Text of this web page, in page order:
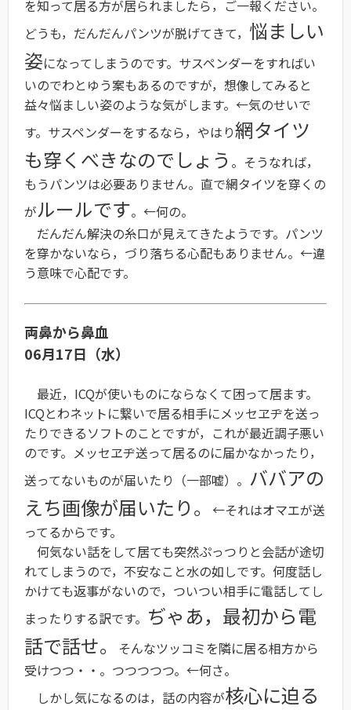
を知って居る方が居られましたら，ご一報ください。
どうも，だんだんパンツが脱げてきて， 悩ましい
姿になってしまうのです。サスペンダーをすればい
いのでわとゆう案もあるのですが，想像してみると
益々悩ましい姿のような気がします。←気のせいで
す。サスペンダーをするなら，やはり網タイツ
も穿くべきなのでしょう 。そうなれば，
もうパンツは必要ありません。直で網タイツを穿くの
がルールです。←何の。
だんだん解決の糸口が見えてきたようです。パンツ
を穿かないなら，づり落ちる心配もありません。←違
う意味で心配です。
両鼻から鼻血
06月17日（水）
最近，ICQが使いものにならなくて困って居ます。
ICQとわネットに繋いで居る相手にメッセヱヂを送っ
たりできるソフトのことですが，これが最近調子悪い
のです。メッセヱヂ送って居るのに届かなかったり，
送ってないものが届いたり（一部嘘）。 ババアの
えち画像が届いたり。
←それはオマエが送
ってるからです。
何気ない話をして居ても突然ぷっつりと会話が途切
れてしまうので，不安なこと水の如しです。何度話し
かけても返事がないので，ついつい相手に電話してし
まったりする訳です。 ぢゃあ，最初から電
話で話せ。
そんなツッコミを隣に居る相方から
受けつつ・・。つつつつつ。←何さ。
しかし気になるのは，話の内容が核心に迫る